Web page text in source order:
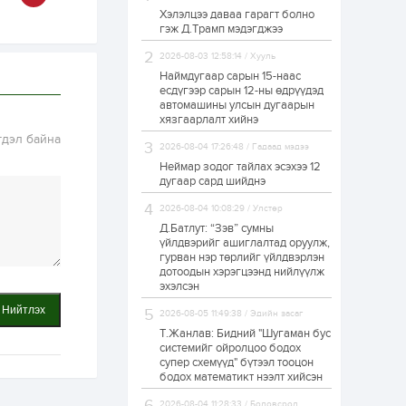
байна
Нийтлэх
Өнгөрсөн сард
1,439.2 кг үнэт
металл худалдан
авчээ
1 өдөр 0
Б.Найдалаа: Энэ
өвөл илүү хүнд байж
магадгүй учир төр,
эрчим хүчний
байгууллагууд, иргэд
бэлтгэлээ...
1 өдөр
Өнөөдөр сондгой
тоогоор төгссөн
автомашинтай иргэд
бензин авна
ЗГ: Шатахууны
хангамж,
нийлүүлэлтийг
тогтворжуулах
асуудлыг хэлэлцэж
байна
1 өдөр 0
Хэлэлцээ даваа гарагт болно
гэж Д.Трамп мэдэгджээ
2026-08-03 12:58:14 / Хууль
Наймдугаар сарын 15-наас
есдүгээр сарын 12-ны өдрүүдэд
автомашины улсын дугаарын
хязгаарлалт хийнэ
2026-08-04 17:26:48 / Гадаад мэдээ
Неймар зодог тайлах эсэхээ 12
дугаар сард шийднэ
2026-08-04 10:08:29 / Улстөр
Д.Батлут: “Зэв” сумны
үйлдвэрийг ашиглалтад оруулж,
гурван нэр төрлийг үйлдвэрлэн
дотоодын хэрэгцээнд нийлүүлж
эхэлсэн
2026-08-05 11:49:38 / Эдийн засаг
Т.Жанлав: Бидний "Шугаман бус
системийг ойролцоо бодох
супер схемүүд" бүтээл тооцон
бодох математикт нээлт хийсэн